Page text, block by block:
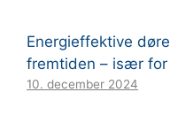
Energieffektive
fremtiden – især for
10. december 2024